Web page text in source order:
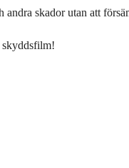
skador utan att
skyddsfilm!